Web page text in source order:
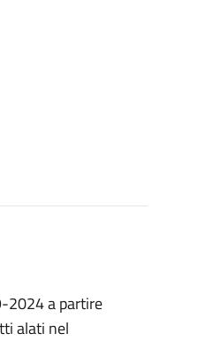
2024 a partire
alati nel